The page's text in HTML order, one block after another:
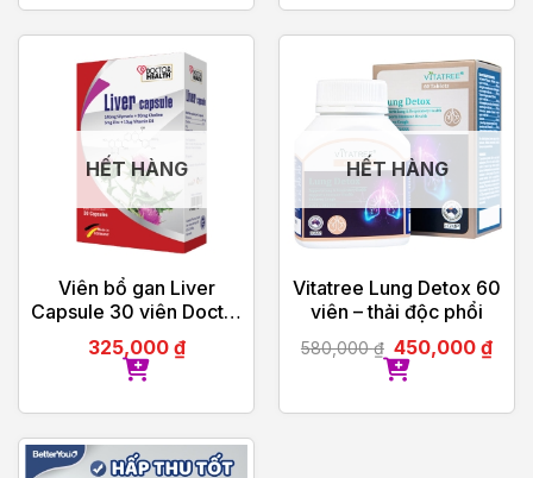
HẾT HÀNG
Viên bổ gan Liver
Capsule 30 viên Doctor
Health
325,000 ₫
HẾT HÀNG
Vitatree Lung Detox 60
viên – thải độc phổi
580,000₫ 450,000₫